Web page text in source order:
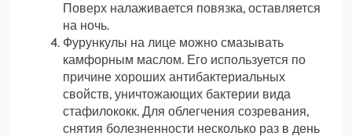
Поверх налаживается повязка, оставляется
на ночь.
Фурункулы на лице можно смазывать
камфорным маслом. Его используется по
причине хороших антибактериальных
свойств, уничтожающих бактерии вида
стафилококк. Для облегчения созревания,
снятия болезненности несколько раз в день